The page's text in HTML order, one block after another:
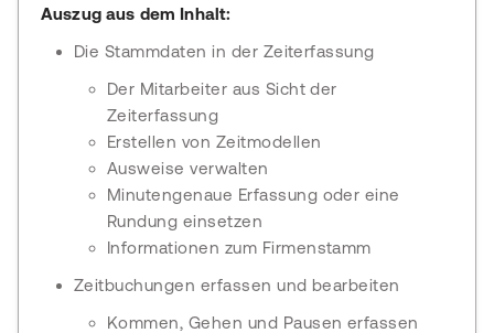
Auszug aus dem Inhalt:
Die Stammdaten in der Zeiterfassung
Der Mitarbeiter aus Sicht der
Zeiterfassung
Erstellen von Zeitmodellen
Ausweise verwalten
Minutengenaue Erfassung oder eine
Rundung einsetzen
Informationen zum Firmenstamm
Zeitbuchungen erfassen und bearbeiten
Kommen, Gehen und Pausen erfassen